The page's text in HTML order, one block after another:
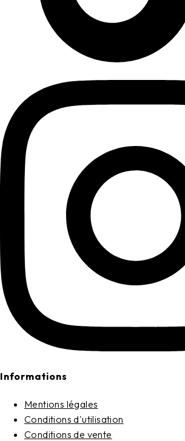
Informations
Mentions légales
Conditions d'utilisation
Conditions de vente